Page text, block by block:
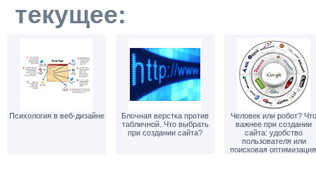
текущее:
Психология в веб-дизайне
Блочная верстка против
табличной. Что выбрать
при создании сайта?
Человек или робот? Что
важнее при создании
сайта: удобство
пользователя или
поисковая